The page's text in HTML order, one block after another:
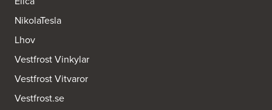
Tel.:
http://www.ballingslov.se
Ballingslöv Länna
Lignellsväg 3
Tel.:0046-87454450
NikolaTesla
Lhov
Vestfrost Vinkylar
Vestfrost Vitvaror
Vestfrost.se